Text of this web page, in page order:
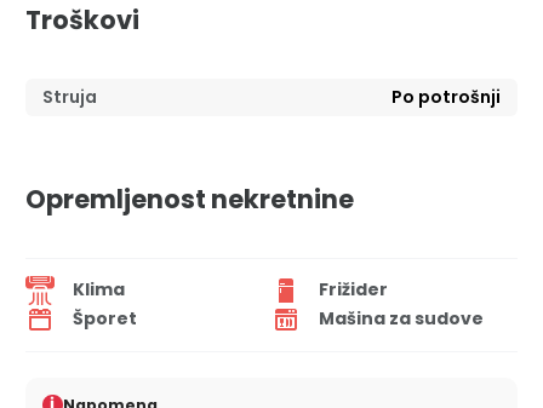
Troškovi
Struja Po potrošnji
Opremljenost nekretnine
Klima
Frižider
Šporet
Mašina za sudove